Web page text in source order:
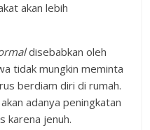
akan lebih
disebabkan oleh
tidak mungkin meminta
berdiam diri di rumah.
adanya peningkatan
karena jenuh.